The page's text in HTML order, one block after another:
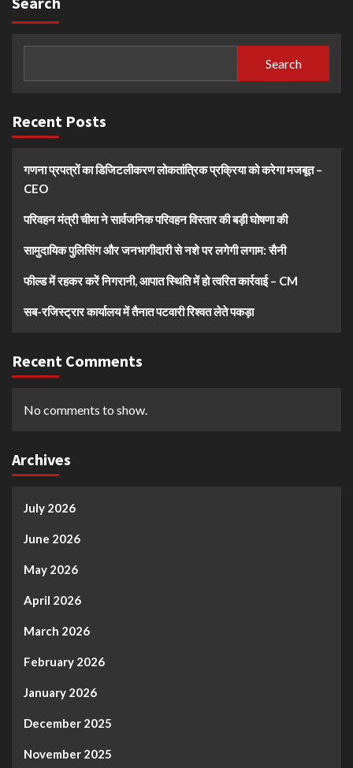
Search
Recent Posts
गणना प्रपत्रों का डिजिटलीकरण लोकतांत्रिक प्रक्रिया को करेगा मजबूत –
CEO
परिवहन मंत्री चीमा ने सार्वजनिक परिवहन विस्तार की बड़ी घोषणा की
सामुदायिक पुलिसिंग और जनभागीदारी से नशे पर लगेगी लगाम: सैनी
फील्ड में रहकर करें निगरानी, आपात स्थिति में हो त्वरित कार्रवाई – CM
सब-रजिस्ट्रार कार्यालय में तैनात पटवारी रिश्वत लेते पकड़ा
Recent Comments
No comments to show.
Archives
July 2026
June 2026
May 2026
April 2026
March 2026
February 2026
January 2026
December 2025
November 2025